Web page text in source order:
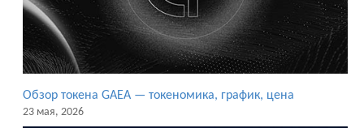
Обзор токена GAEA — токеномика, график, цена
23 мая, 2026